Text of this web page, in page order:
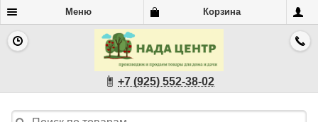
Меню Корзина
+7 (925) 552-38-02